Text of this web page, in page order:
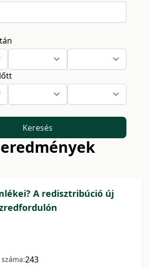
Keresés
A redisztribúció új
243